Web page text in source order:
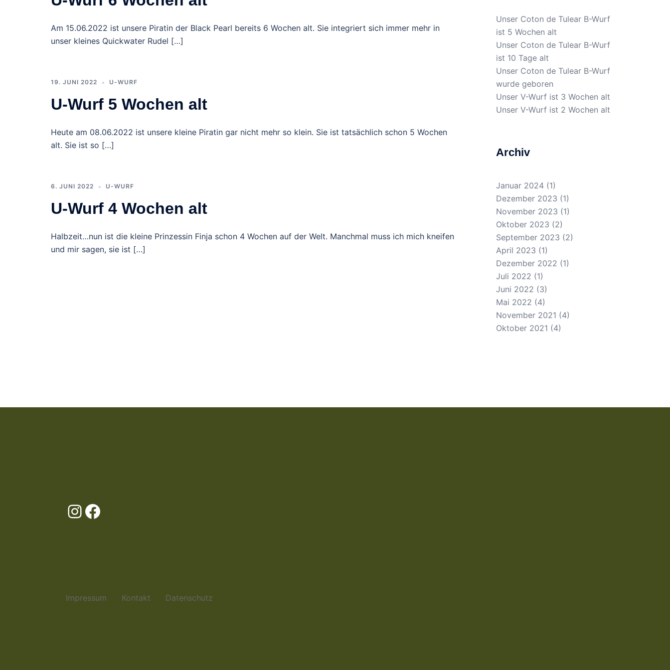
Am 15.06.2022 ist unsere Piratin der Black Pearl bereits 6 Wochen alt. Sie integriert sich immer mehr in
unser kleines Quickwater Rudel […]
19. JUNI 2022 U-WURF
U-Wurf 5 Wochen alt
Heute am 08.06.2022 ist unsere kleine Piratin gar nicht mehr so klein. Sie ist tatsächlich schon 5 Wochen
alt. Sie ist so […]
6. JUNI 2022 U-WURF
U-Wurf 4 Wochen alt
Halbzeit…nun ist die kleine Prinzessin Finja schon 4 Wochen auf der Welt. Manchmal muss ich mich kneifen
und mir sagen, sie ist […]
Unser Coton de Tulear B-Wurf
ist 5 Wochen alt
Unser Coton de Tulear B-Wurf
ist 10 Tage alt
Unser Coton de Tulear B-Wurf
wurde geboren
Unser V-Wurf ist 3 Wochen alt
Unser V-Wurf ist 2 Wochen alt
Archiv
Januar 2024(1)
Dezember 2023 (1)
November 2023 (1)
Oktober 2023 (2)
September 2023 (2)
April 2023 (1)
Dezember 2022 (1)
Juli 2022 (1)
Juni 2022 (3)
Mai 2022 (4)
November 2021 (4)
Oktober 2021 (4)
Instagram
Facebook
Impressum Kontakt Datenschutz